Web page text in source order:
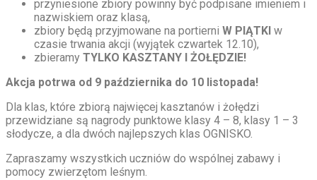
przyniesione zbiory powinny być podpisane imieniem i
nazwiskiem oraz klasą,
zbiory będą przyjmowane na portierni W PIĄTKI w
czasie trwania akcji (wyjątek czwartek 12.10),
zbieramy TYLKO KASZTANY I ŻOŁĘDZIE!
Akcja potrwa od 9 października do 10 listopada!
Dla klas, które zbiorą najwięcej kasztanów i żołędzi
przewidziane są nagrody punktowe klasy 4 – 8, klasy 1 – 3
słodycze, a dla dwóch najlepszych klas OGNISKO.
Zapraszamy wszystkich uczniów do wspólnej zabawy i
pomocy zwierzętom leśnym.